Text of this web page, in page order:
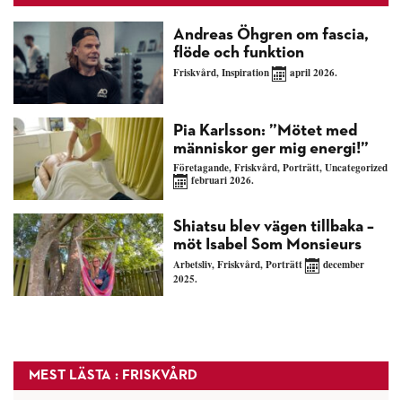
Andreas Öhgren om fascia,
flöde och funktion
Friskvård,Inspiration april 2026.
Pia Karlsson: ”Mötet med
människor ger mig energi!”
Företagande,Friskvård,Porträtt,Uncategorized
februari 2026.
Shiatsu blev vägen tillbaka –
möt Isabel Som Monsieurs
Arbetsliv,Friskvård,Porträtt
december
2025.
MEST LÄSTA : FRISKVÅRD